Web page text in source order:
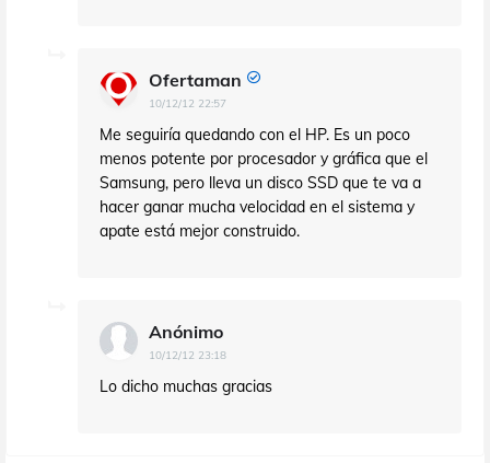
Ofertaman
10/12/12 22:57
Me seguiría quedando con el HP. Es un poco
menos potente por procesador y gráfica que el
Samsung, pero lleva un disco SSD que te va a
hacer ganar mucha velocidad en el sistema y
apate está mejor construido.
Anónimo
10/12/12 23:18
Lo dicho muchas gracias